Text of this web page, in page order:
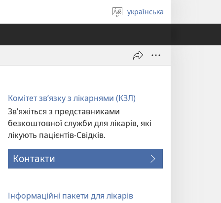
Вибрати
мову
українська
Комітет зв’язку з лікарнями (КЗЛ)
Зв’яжіться з представниками
безкоштовної служби для лікарів, які
лікують пацієнтів-Свідків.
Контакти
Інформаційні пакети для лікарів